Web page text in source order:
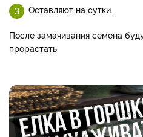
Оставляют на сутки.
После замачивания семена
прорастать.